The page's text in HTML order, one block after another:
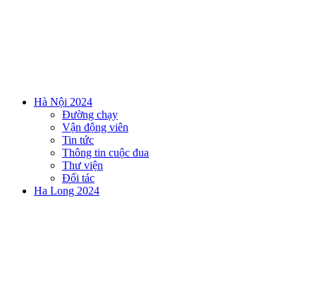
Hà Nội 2024
Đường chạy
Vận động viên
Tin tức
Thông tin cuộc đua
Thư viện
Đối tác
Ha Long 2024